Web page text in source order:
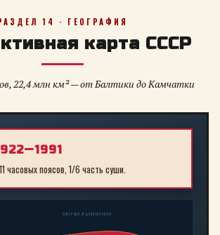
14 · ГЕОГРАФИЯ
карта СССР
22,4 млн км² — от Балтики до Камчатки
часовых поясов, 1/6 часть суши.
СЕВЕРНЫЙ ЛЕДОВИТЫЙ ОКЕАН